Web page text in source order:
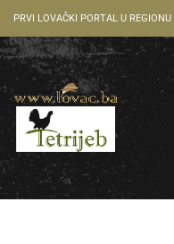
PRVI LOVAČKI PORTAL U REGIONU